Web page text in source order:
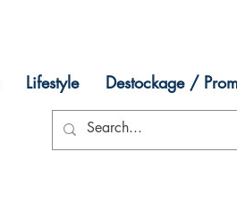
Lifestyle Destockage /